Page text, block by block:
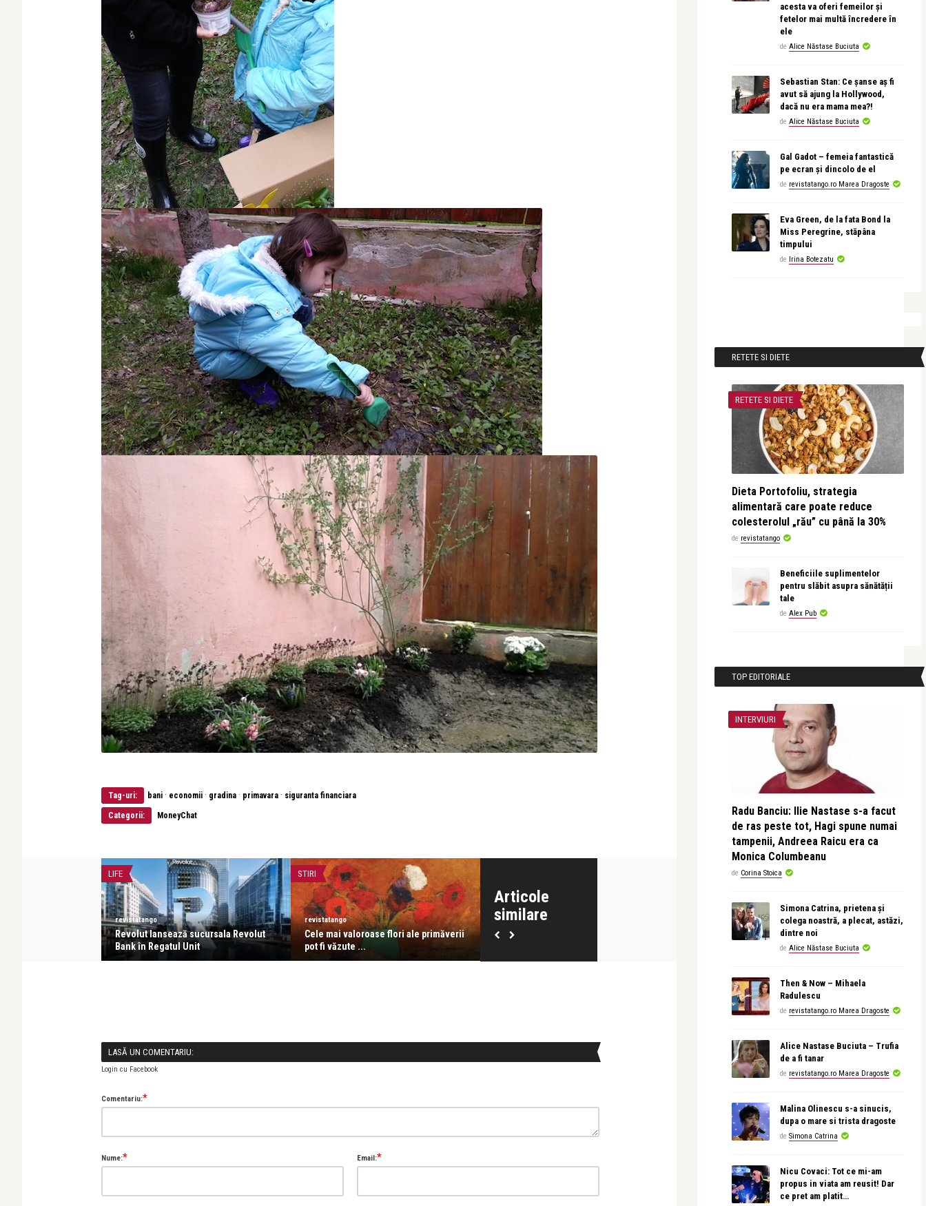
Tag-uri: bani · economii · gradina · primavara · siguranta financiara
Categorii: MoneyChat
Articole
similare
LIFE
revistatango
Revolut lansează sucursala Revolut
Bank în Regatul Unit
STIRI
revistatango
Cele mai valoroase flori ale primăverii
pot fi văzute ...
revistatango
Coperta revistatango.ro-Marea
Record Grigorescu! Cele mai multe
tablouri ale pictorulu ...
Alex Pub
LASĂ UN COMENTARIU:
Login cu Facebook
Comentariu:*
Nume:* Email:*
acesta va oferi femeilor și
fetelor mai multă încredere în
ele
de Alice Năstase Buciuta
Sebastian Stan: Ce șanse aș fi
avut să ajung la Hollywood,
dacă nu era mama mea?!
de Alice Năstase Buciuta
Gal Gadot – femeia fantastică
pe ecran și dincolo de el
de revistatango.ro Marea Dragoste
Eva Green, de la fata Bond la
Miss Peregrine, stăpâna
timpului
de Irina Botezatu
RETETE SI DIETE
RETETE SI DIETE
Dieta Portofoliu, strategia
alimentară care poate reduce
colesterolul „rău” cu până la 30%
de revistatango
Beneficiile suplimentelor
pentru slăbit asupra sănătății
tale
de Alex Pub
TOP EDITORIALE
INTERVIURI
Radu Banciu: Ilie Nastase s-a facut
de ras peste tot, Hagi spune numai
tampenii, Andreea Raicu era ca
Monica Columbeanu
de Corina Stoica
Simona Catrina, prietena și
colega noastră, a plecat, astăzi,
dintre noi
de Alice Năstase Buciuta
Then & Now – Mihaela
Radulescu
de revistatango.ro Marea Dragoste
Alice Nastase Buciuta – Trufia
de a fi tanar
de revistatango.ro Marea Dragoste
Malina Olinescu s-a sinucis,
dupa o mare si trista dragoste
de Simona Catrina
Nicu Covaci: Tot ce mi-am
propus in viata am reusit! Dar
ce pret am platit…